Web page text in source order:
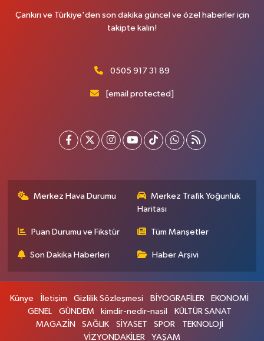
Çankırı ve Türkiye'den son dakika güncel ve özel haberler için
takipte kalın!
0505 917 31 89
[email protected]
Merkez Hava Durumu
Merkez Trafik Yoğunluk
Haritası
Puan Durumu ve Fikstür Tüm Manşetler
Son Dakika Haberleri Haber Arşivi
Künye İletişim Gizlilik Sözleşmesi BİYOGRAFİLER
EKONOMİ
GENEL
GÜNDEM kimdir-nedir-nasil
KÜLTÜR SANAT
MAGAZİN
SAĞLIK SİYASET SPOR
TEKNOLOJİ
VİZYONDAKİLER
YAŞAM